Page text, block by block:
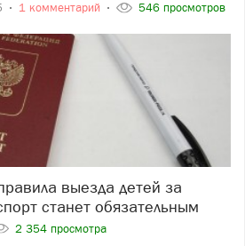
1 комментарий 546 просмотров
станет обязательным
2 354 просмотра